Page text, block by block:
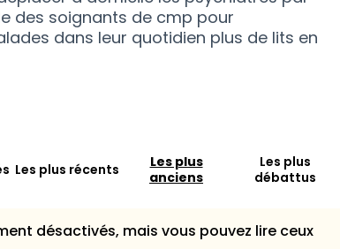
des soignants de cmp pour
dans leur quotidien plus de lits en
Les plus récents
Les plus
anciens
Les plus
débattus
désactivés, mais vous pouvez lire ceux